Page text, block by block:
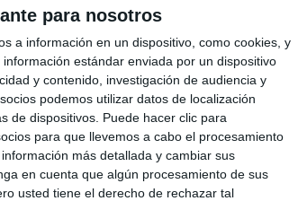
para nosotros
a información en un dispositivo, como cookies, y
estándar enviada por un dispositivo
y contenido, investigación de audiencia y
podemos utilizar datos de localización
de dispositivos. Puede hacer clic para
para que llevemos a cabo el procesamiento
más detallada y cambiar sus
en cuenta que algún procesamiento de sus
usted tiene el derecho de rechazar tal
CANALES TV
SIN PARTIDO
GRATUÍTO
82
RIVALES
MÁXIMO
40
VS LDU Quito